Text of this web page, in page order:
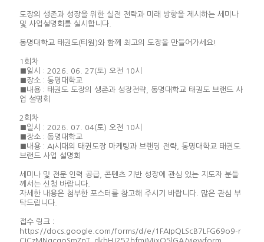
도장의 생존과 성장을 위한 실전 전략과 미래 방향을 제시하는 세미나
및 사업설명회를 실시합니다.
동명대학교 태권도(티원)와 함께 최고의 도장을 만들어가세요!
1회차
■일시 : 2026. 06. 27(토) 오전 10시
■장소 : 동명대학교
■내용 : 태권도 도장의 생존과 성장전략, 동명대학교 태권도 브랜드 사
업 설명회
2회차
■일시 : 2026. 07. 04(토) 오전 10시
■장소 : 동명대학교
■내용 : AI시대의 태권도장 마케팅과 브랜딩 전략, 동명대학교 태권도
브랜드 사업 설명회
세미나 및 전문 인력 공급, 콘텐츠 기반 성장에 관심 있는 지도자 분들
께서는 신청 바랍니다.
자세한 내용은 첨부한 포스터를 참고해 주시기 바랍니다. 많은 관심 부
탁드립니다.
접수 링크 :
https://docs.google.com/forms/d/e/1FAIpQLScB7LFG69o9-r
CICzMNgcgoSmZnT_dkhHJ252hfmiMjxQ5lGA/viewform